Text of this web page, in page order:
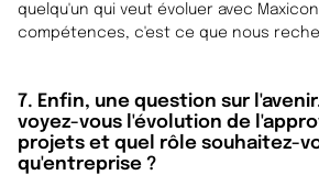
quelqu'un qui veut évoluer avec
compétences, c'est ce que nous
7. Enfin, une question sur
voyez-vous l'évolution de
projets et quel rôle souhaitez-
qu'entreprise ?